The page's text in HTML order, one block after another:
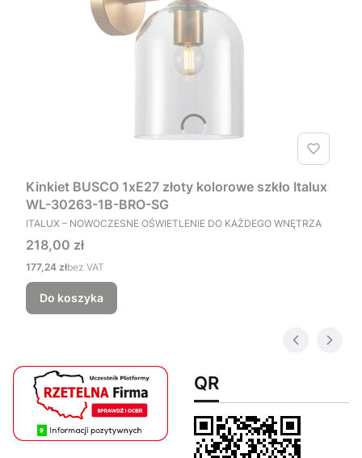
Kinkiet BUSCO 1xE27 złoty kolorowe szkło Italux
WL-30263-1B-BRO-SG
PRODUCENT
ITALUX – NOWOCZESNE OŚWIETLENIE DO KAŻDEGO WNĘTRZA
Cena
218,00 zł
Cena
177,24 złbez VAT
Do koszyka
QR